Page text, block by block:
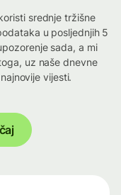
srednje tržišne
u posljednjih 5
sada, a mi
uz naše dnevne
vijesti.